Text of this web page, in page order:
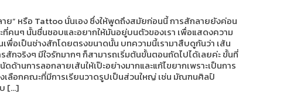
” หรือ Tattoo นั่นเอง ซึ่งให้พูดถึงสมัยก่อนนี้ การสักลายยังค่อน
นๆ นั้นชื่นชอบและอยากให้มันอยู่บนตัวของเรา เพื่อแสดงความ
เพื่อเป็นช่างสักโดยตรงขนาดนั้น บทความนี้เรามาสืบดูกันว่า เส้น
สักจริงๆ มีใจรักมากๆ ก็สามารถเริ่มต้นขั้นตอนถัดไปได้เลยค่ะ ขั้นที่
นการลอกลายเส้นให้เป๊ะอย่างมากและแก้ไขยากเพราะเป็นการ
เลือกคณะที่มีการเรียนวาดรูปเป็นส่วนใหญ่ เช่น มัณฑนศิลป์
[…]